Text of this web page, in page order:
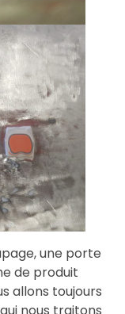
une porte
de produit
allons toujours